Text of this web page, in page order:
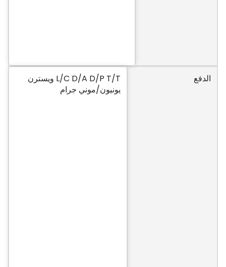
الدفع
L/C D/A D/P T/T ويسترن
يونيون/موني جرام